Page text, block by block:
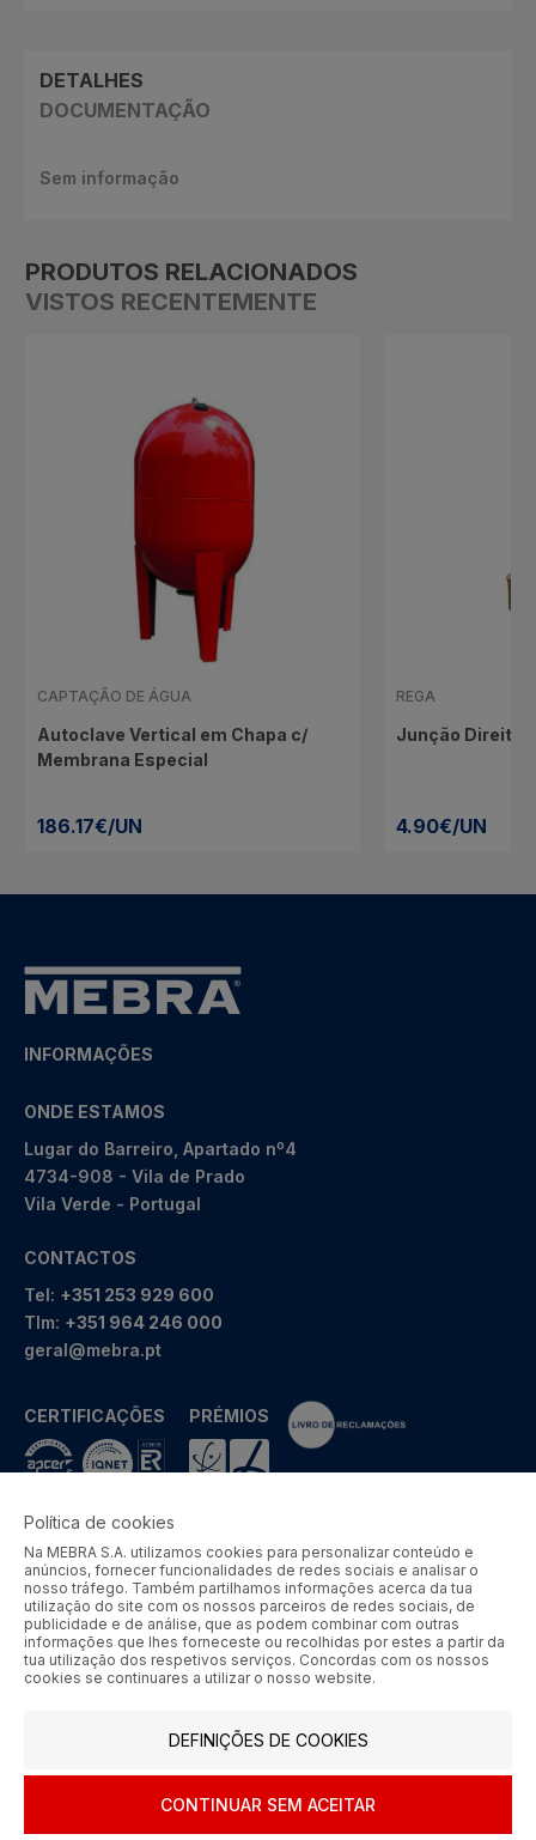
DETALHES
DOCUMENTAÇÃO
Sem informação
PRODUTOS RELACIONADOS
VISTOS RECENTEMENTE
CAPTAÇÃO DE ÁGUA
Autoclave Vertical em Chapa c/
Membrana Especial
186.17€/UN
REGA
Junção Direita
4.90€/UN
INFORMAÇÕES
ONDE ESTAMOS
Lugar do Barreiro, Apartado nº4
4734-908 - Vila de Prado
Vila Verde - Portugal
CONTACTOS
Tel: +351 253 929 600
Tlm: +351 964 246 000
geral@mebra.pt
CERTIFICAÇÕES PRÉMIOS
MEBRA - Comércio por Grosso de Metais e Acessórios de Braga
S.A. © 2026 Todos os direitos reservados.
Aos preços apresentados acresce IVA à taxa em vigor.
SIGA-NOS
Política de cookies
Na MEBRA S.A. utilizamos cookies para personalizar conteúdo e
anúncios, fornecer funcionalidades de redes sociais e analisar o
nosso tráfego. Também partilhamos informações acerca da tua
utilização do site com os nossos parceiros de redes sociais, de
publicidade e de análise, que as podem combinar com outras
informações que lhes forneceste ou recolhidas por estes a partir da
tua utilização dos respetivos serviços. Concordas com os nossos
cookies se continuares a utilizar o nosso website.
DEFINIÇÕES DE COOKIES
CONTINUAR SEM ACEITAR